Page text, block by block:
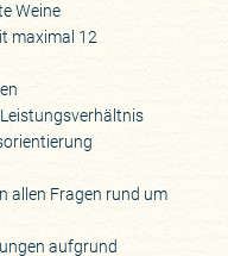
Weine
maximal 12
allen Fragen rund um
aufgrund